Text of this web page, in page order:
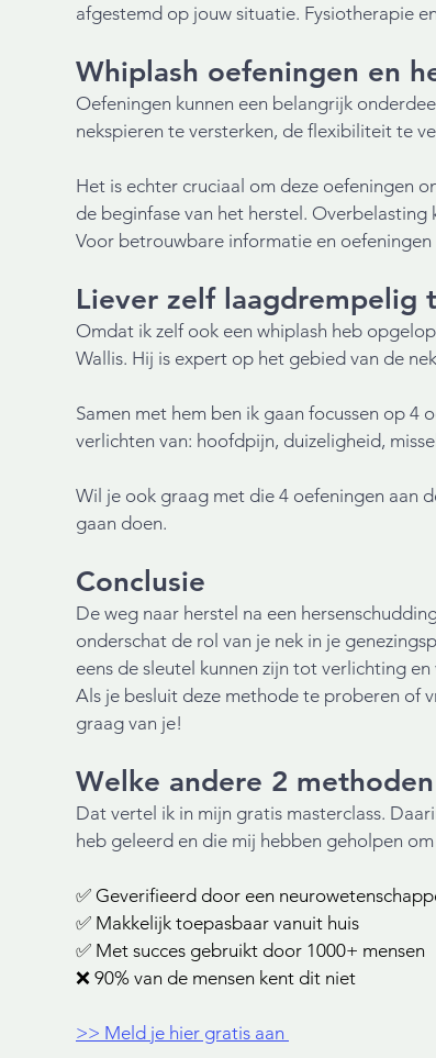
afgestemd op jouw situatie. Fysiotherapie
Whiplash oefeningen en
Oefeningen kunnen een belangrijk
nekspieren te versterken, de flexibiliteit te
Het is echter cruciaal om deze oefeningen
de beginfase van het herstel.
Voor betrouwbare informatie en
Liever zelf laagdrempelig
Omdat ik zelf ook een whiplash heb
Wallis. Hij is expert op het gebied van de
Samen met hem ben ik gaan focussen op
verlichten van: hoofdpijn, duizeligheid,
Wil je ook graag met die 4 oefeningen aan
gaan doen.
Conclusie
De weg naar herstel na een
onderschat de rol van je nek in je
eens de sleutel kunnen zijn tot verlichting
Als je besluit deze methode te proberen of
graag van je!
Welke andere 2
Dat vertel ik in mijn gratis masterclass.
heb geleerd en die mij hebben geholpen
✅ Geverifieerd door een
✅ Makkelijk toepasbaar vanuit huis
✅ Met succes gebruikt door 1000+ mensen
❌ 90% van de mensen kent dit niet
>> Meld je hier gratis aan